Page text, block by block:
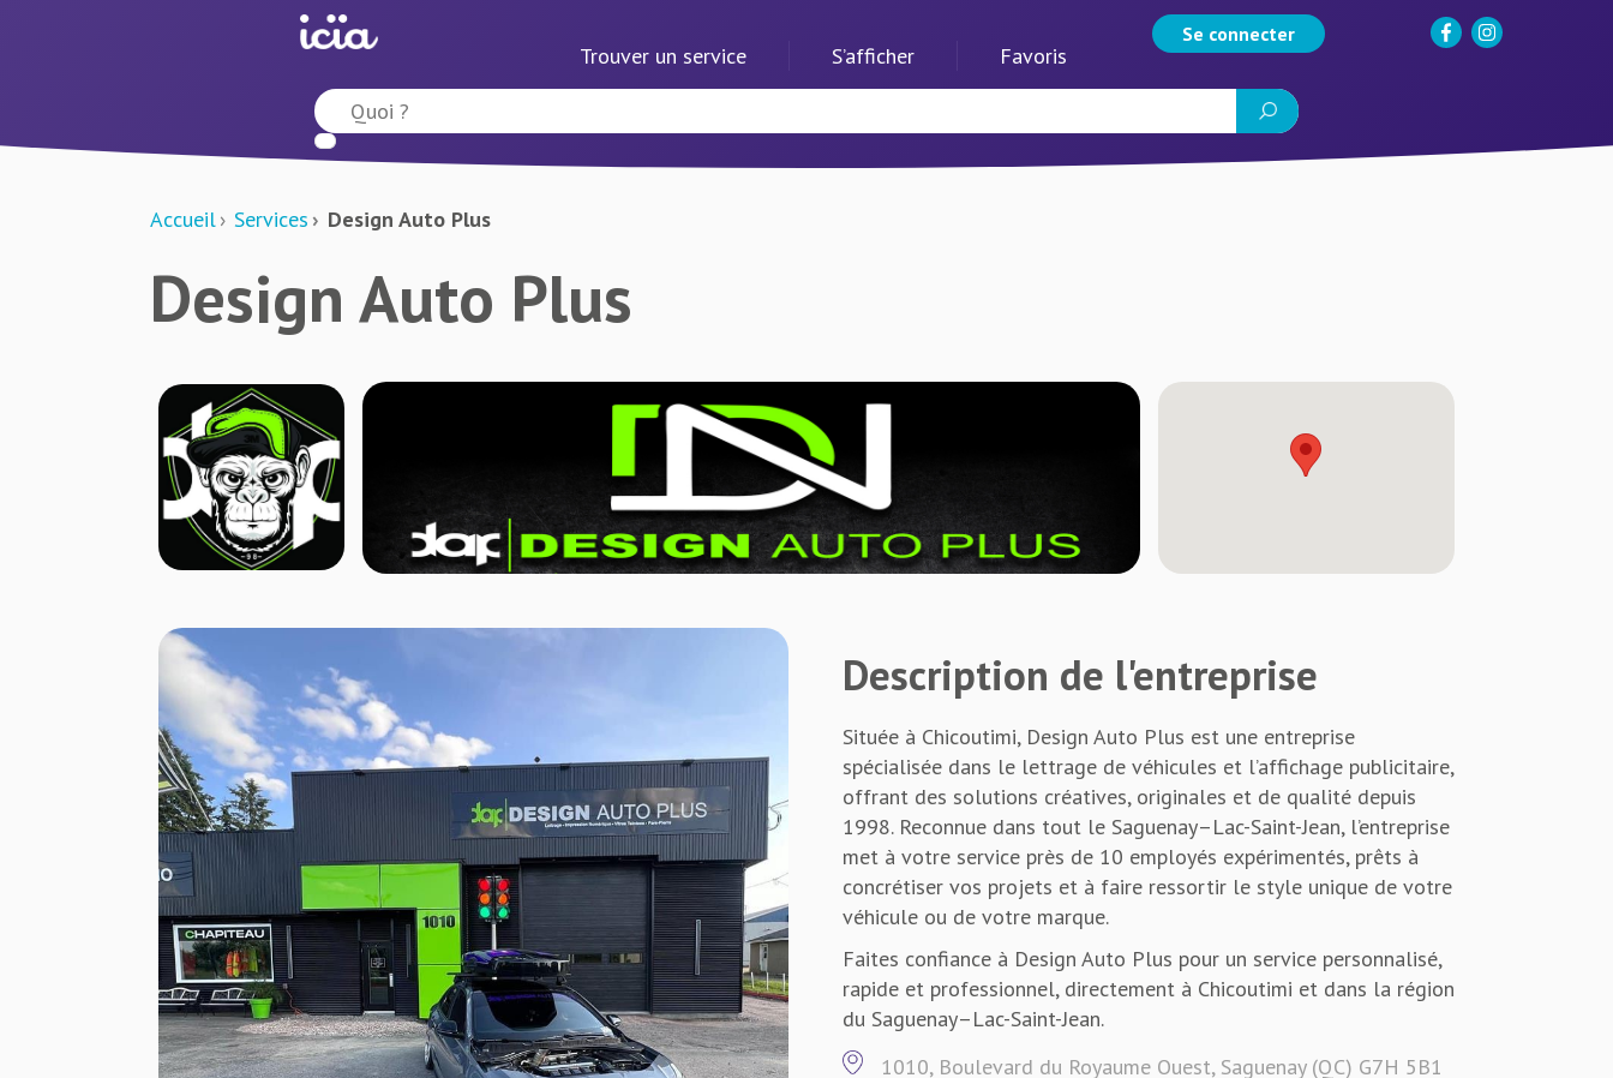
Se connecter
Trouver un service S’afficher Favoris
Accueil Services Design Auto Plus
Design Auto Plus
Description de l'entreprise
Située à Chicoutimi, Design Auto Plus est une entreprise
spécialisée dans le lettrage de véhicules et l’affichage publicitaire,
offrant des solutions créatives, originales et de qualité depuis
1998. Reconnue dans tout le Saguenay–Lac-Saint-Jean, l’entreprise
met à votre service près de 10 employés expérimentés, prêts à
concrétiser vos projets et à faire ressortir le style unique de votre
véhicule ou de votre marque.
Faites confiance à Design Auto Plus pour un service personnalisé,
rapide et professionnel, directement à Chicoutimi et dans la région
du Saguenay–Lac-Saint-Jean.
1010, Boulevard du Royaume Ouest, Saguenay (QC) G7H 5B1